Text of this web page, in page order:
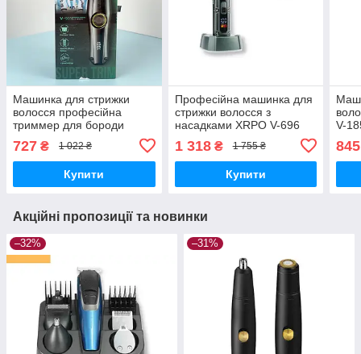
Машинка для стрижки
волосся професійна
триммер для бороди
905_327)
727 ₴ 1 022 ₴
Купити
Професійна машинка для
стрижки волосся з
насадками XRPO V-696
зелена (41444-V696_689)
1 318₴ 1 755 ₴
Купити
V-
845
Акційні пропозиції та новинки
–32% –31%